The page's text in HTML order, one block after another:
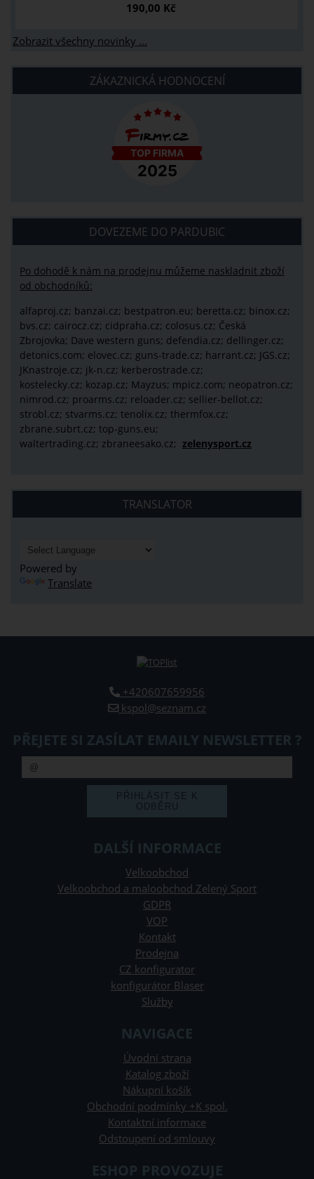
190,00 Kč
Zobrazit všechny novinky ...
ZÁKAZNICKÁ HODNOCENÍ
DOVEZEME DO PARDUBIC
Po dohodě k nám na prodejnu můžeme naskladnit zboží
od obchodníků:
alfaproj.cz; banzai.cz; bestpatron.eu; beretta.cz; binox.cz;
bvs.cz; cairocz.cz; cidpraha.cz; colosus.cz; Česká
Zbrojovka; Dave western guns; defendia.cz; dellinger.cz;
detonics.com; elovec.cz; guns-trade.cz; harrant.cz; JGS.cz;
JKnastroje.cz; jk-n.cz; kerberostrade.cz;
kostelecky.cz; kozap.cz; Mayzus; mpicz.com; neopatron.cz;
nimrod.cz; proarms.cz; reloader.cz; sellier-bellot.cz;
strobl.cz; stvarms.cz; tenolix.cz; thermfox.cz;
zbrane.subrt.cz; top-guns.eu;
waltertrading.cz; zbraneesako.cz; zelenysport.cz
TRANSLATOR
Powered by
Translate
+420607659956
kspol@seznam.cz
PŘEJETE SI ZASÍLAT EMAILY NEWSLETTER ?
DALŠÍ INFORMACE
Velkoobchod
Velkoobchod a maloobchod Zelený Sport
GDPR
VOP
Kontakt
Prodejna
CZ konfigurator
konfigurátor Blaser
Služby
NAVIGACE
Úvodní strana
Katalog zboží
Nákupní košík
Obchodní podmínky +K spol.
Kontaktní informace
Odstoupení od smlouvy
ESHOP PROVOZUJE